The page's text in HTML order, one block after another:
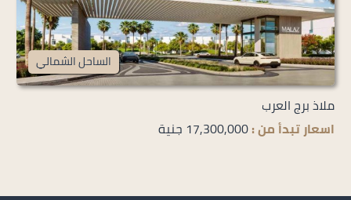
الساحل الشمالي
ملاذ برج العرب
اسعار تبدأ من :17,300,000 جنية